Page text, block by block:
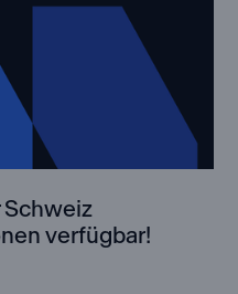
Schweiz
verfügbar!